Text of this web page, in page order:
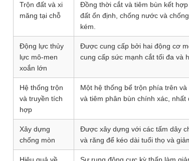
Trộn đất và xi
măng tại chỗ
Đồng thời cắt và tiêm bùn kết
đất ổn định, chống nước và
kém.
Động lực thủy
lực mô-men
xoắn lớn
Được cung cấp bởi hai động cơ
cung cấp sức mạnh cắt tối đa và
Hệ thống trộn
và truyền tích
hợp
Một hệ thống bể trộn phía trên
và tiêm phân bùn chính xác, nhất
Xây dựng
chống mòn
Được xây dựng với các tấm dây
và răng để kéo dài tuổi thọ và